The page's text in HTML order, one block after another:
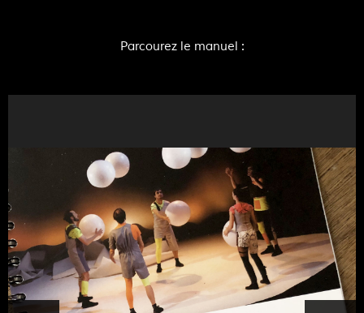
Parcourez le manuel :